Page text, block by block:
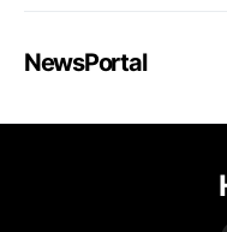
NewsPortal